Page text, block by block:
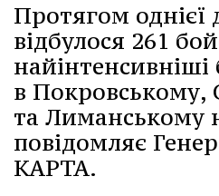
Протягом однієї
відбулося 261
в Покровському,
та Лиманському
повідомляє
КАРТА.